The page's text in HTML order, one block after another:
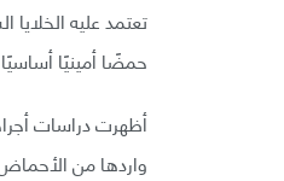
حمضًا أمينيًا
أظهرت دراسات
واردها من الأحماض